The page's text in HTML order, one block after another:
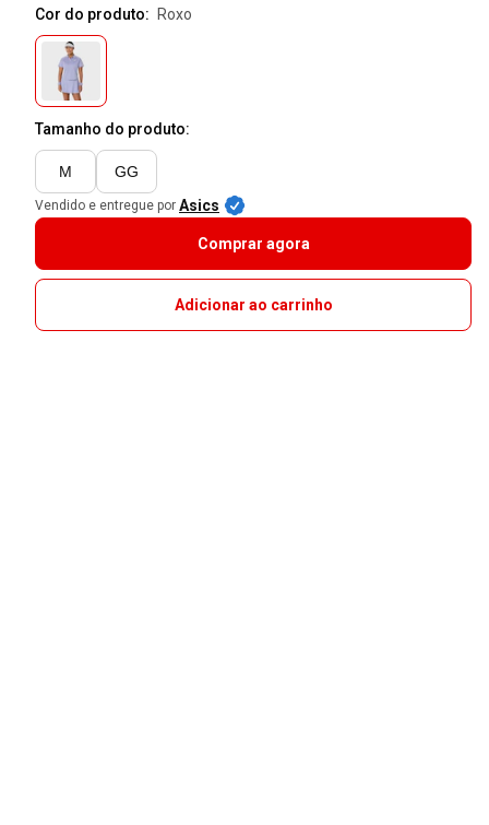
Cor do produto:
roxo
Tamanho do produto:
M GG
Vendido e entregue por Asics
Comprar agora
Adicionar ao carrinho